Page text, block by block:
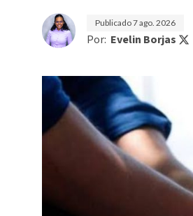
Publicado7 ago. 2026
Por: Evelin Borjas